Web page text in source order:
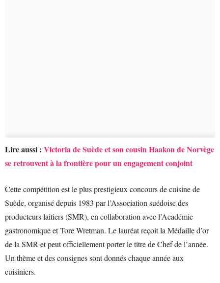
Lire aussi : Victoria de Suède et son cousin Haakon de Norvège
se retrouvent à la frontière pour un engagement conjoint
Cette compétition est le plus prestigieux concours de cuisine de
Suède, organisé depuis 1983 par l’Association suédoise des
producteurs laitiers (SMR), en collaboration avec l’Académie
gastronomique et Tore Wretman. Le lauréat reçoit la Médaille d’or
de la SMR et peut officiellement porter le titre de Chef de l’année.
Un thème et des consignes sont donnés chaque année aux
cuisiniers.